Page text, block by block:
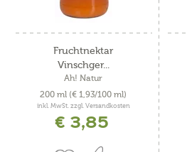
Fruchtnektar
Vinschger...
Ah! Natur
200 ml (€ 1,93/100 ml)
inkl. MwSt. zzgl. Versandkosten
€ 3,85